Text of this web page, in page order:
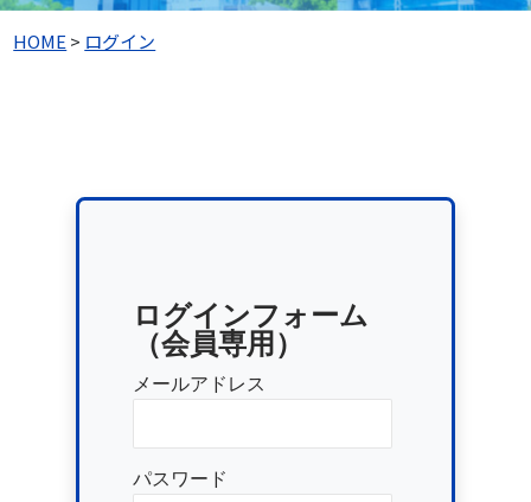
HOME > ログイン
ログインフォーム
（会員専用）
メールアドレス
パスワード